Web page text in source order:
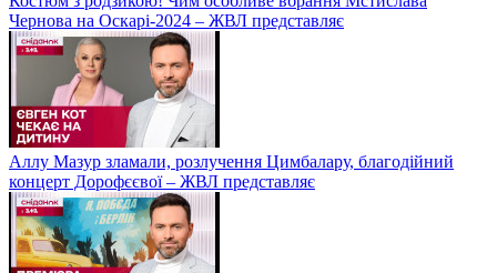
Чернова на Оскарі-2024 – ЖВЛ представляє
Аллу Мазур зламали, розлучення Цимбалару, благодійний
концерт Дорофєєвої – ЖВЛ представляє